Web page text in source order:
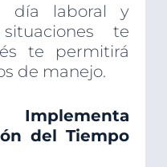
día laboral y
te
te permitirá
de manejo.
del Tiempo